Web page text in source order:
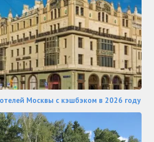
Москвы с кэшбэком в 2026 году